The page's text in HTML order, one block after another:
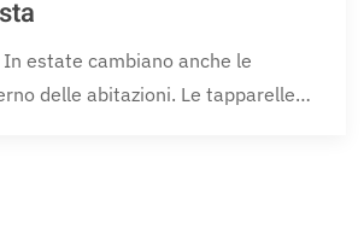
estate cambiano anche le
delle abitazioni. Le tapparelle…